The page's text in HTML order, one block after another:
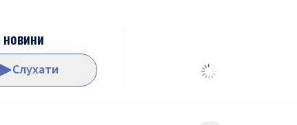
новини
Слухати